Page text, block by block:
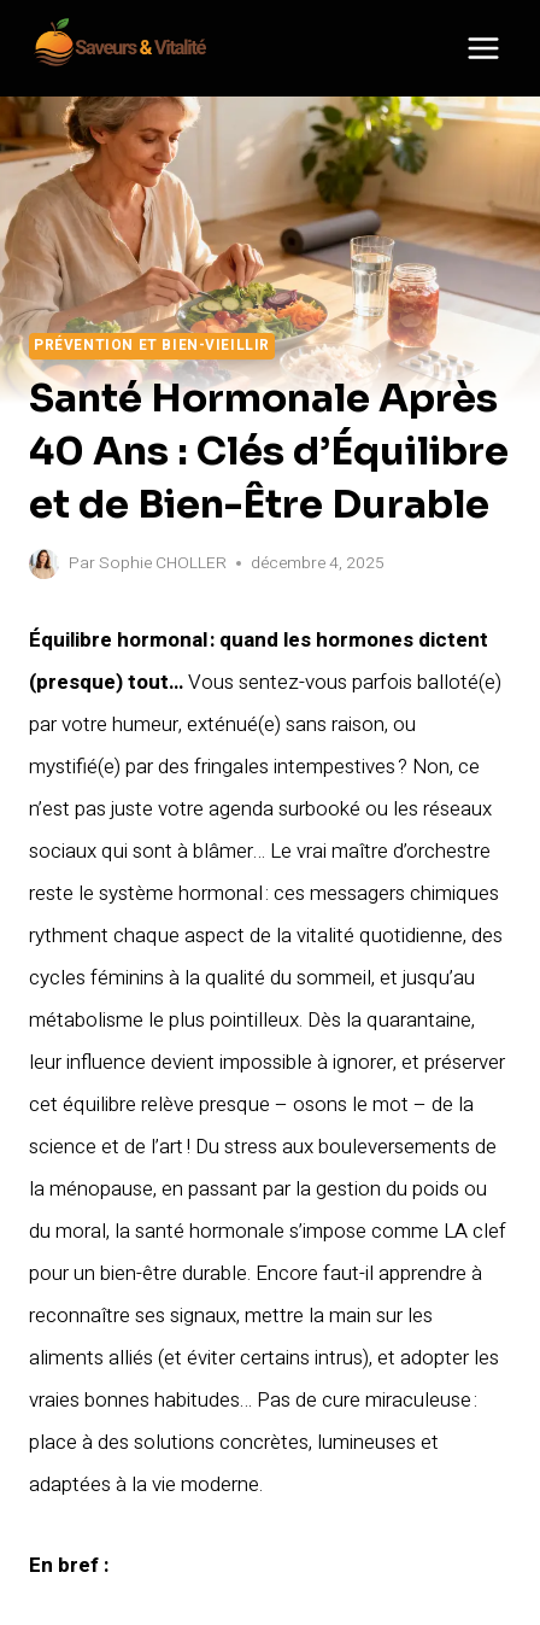
contenu
PRÉVENTION ET BIEN-VIEILLIR
Santé Hormonale Après
40 Ans : Clés d’Équilibre
et de Bien-Être Durable
ParSophie CHOLLER décembre 4, 2025
Équilibre hormonal : quand les hormones dictent
(presque) tout…Vous sentez-vous parfois balloté(e)
par votre humeur, exténué(e) sans raison, ou
mystifié(e) par des fringales intempestives ? Non, ce
n’est pas juste votre agenda surbooké ou les réseaux
sociaux qui sont à blâmer… Le vrai maître d’orchestre
reste le système hormonal : ces messagers chimiques
rythment chaque aspect de la vitalité quotidienne, des
cycles féminins à la qualité du sommeil, et jusqu’au
métabolisme le plus pointilleux. Dès la quarantaine,
leur influence devient impossible à ignorer, et préserver
cet équilibre relève presque – osons le mot – de la
science et de l’art ! Du stress aux bouleversements de
la ménopause, en passant par la gestion du poids ou
du moral, la santé hormonale s’impose comme LA clef
pour un bien-être durable. Encore faut-il apprendre à
reconnaître ses signaux, mettre la main sur les
aliments alliés (et éviter certains intrus), et adopter les
vraies bonnes habitudes… Pas de cure miraculeuse :
place à des solutions concrètes, lumineuses et
adaptées à la vie moderne.
En bref :